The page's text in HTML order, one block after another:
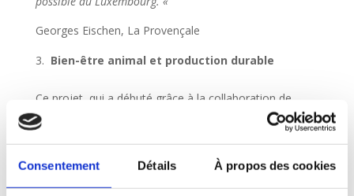
Consentement Détails À propos des cookies
Georges Eischen, La Provençale
Bien-être animal et production durable
Ce projet, qui a débuté grâce à la collaboration de
quatre familles d’agriculteurs luxembourgeois, compte
aujourd’hui six familles engagées. Une septième famille